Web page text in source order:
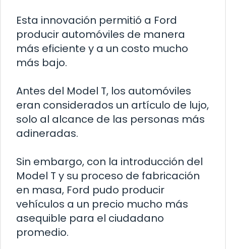
Esta innovación permitió a Ford
producir automóviles de manera
más eficiente y a un costo mucho
más bajo.
Antes del Model T, los automóviles
eran considerados un artículo de lujo,
solo al alcance de las personas más
adineradas.
Sin embargo, con la introducción del
Model T y su proceso de fabricación
en masa, Ford pudo producir
vehículos a un precio mucho más
asequible para el ciudadano
promedio.